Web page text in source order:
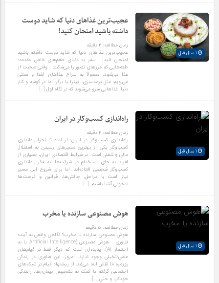
عجیب‌ترین غذاهای دنیا که شاید دوست
داشته باشید امتحان کنید!
زمان مطالعه:۴ دقیقه
عجیب‌ترین غذاهای دنیا که شاید دوست داشته باشید
امتحان کنید! | سفر به دنیای طعم‌های خاص مقدمه:
طعم‌هایی که مرزهای تصور را می‌شکنند وقتی صحبت از
غذا می‌شود، معمولاً به سراغ غذاهای آشنا و سنتی
می‌رویم؛ مثل قرمه‌سبزی، پیتزا یا برگر. اما در گوشه و کنار
دنیا، غذاهایی سرو می‌شوند که در نگاه اول […]
راه‌اندازی کسب‌وکار در ایران
زمان مطالعه:۴ دقیقه
راه‌اندازی کسب‌وکار در ایران؛ از ایده تا اجرا راه‌اندازی
کسب‌وکار یکی از بهترین مسیرهای رسیدن به استقلال
مالی و شغلی است. در شرایط اقتصادی ایران، بسیاری از
افراد به جای استخدام در شرکت‌ها، به فکر راه‌اندازی
کسب‌وکار شخصی افتاده‌اند. اما برای شروع این مسیر
نیاز است با مراحل، چالش‌ها، قوانین و فرصت‌ها
به‌خوبی آشنا باشیم. […]
هوش مصنوعی سازنده یا مخرب
زمان مطالعه: ۵ دقیقه
هوش مصنوعی؛ سازنده یا مخرب؟ نگاهی واقعی به آینده
فناوری هوش مصنوعی (Artificial Intelligence یا به
اختصار AI)، پدیده‌ای است که دیگر فقط در فیلم‌های
علمی-تخیلی وجود ندارد. امروز، این فناوری در زندگی
روزمره ما نقش ایفا می‌کند؛ از پیشنهاد فیلم در شبکه‌های
اجتماعی گرفته تا کمک به تشخیص بیماری‌ها، رانندگی
خودکار، و حتی […]